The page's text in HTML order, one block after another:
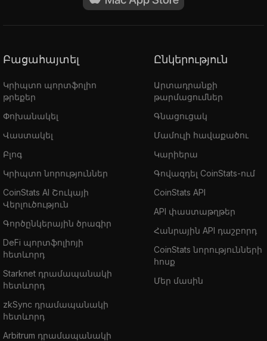
Բացահայտել
Կրիպտո պորտֆոլիո
թրեքեր
Փոխանակել
Վաստակել
Բլոգ
Կրիպտո նորություններ
CoinStats AI Շուկայի
Վերլուծություն
Գործընկերային ծրագիր
DeFi պորտֆոլիոյի
հետևորդ
Starknet դրամապանակի
հետևորդ
zkSync դրամապանակի
հետևորդ
Arbitrum դրամապանակի
Ընկերություն
Արտադրանքի
թարմացումներ
Գնացուցակ
Մամուլի հավաքածու
Կարիերա
Գովազդել CoinStats-ում
CoinStats API
API փաստաթղթեր
Հանրային API դաշբորդ
CoinStats նորությունների
հոսք
Մեր մասին